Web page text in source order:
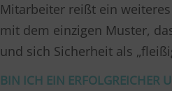
Mitarbeiter reißt ein
mit dem einzigen Muster,
und sich Sicherheit als
BIN ICH EIN ERFOLGREICHER